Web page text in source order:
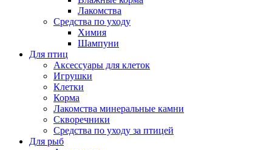
Лакомства
Средства по уходу
Химия
Шампуни
Для птиц
Аксессуары для клеток
Игрушки
Клетки
Корма
Лакомства минеральные камни
Скворечники
Средства по уходу за птицей
Для рыб